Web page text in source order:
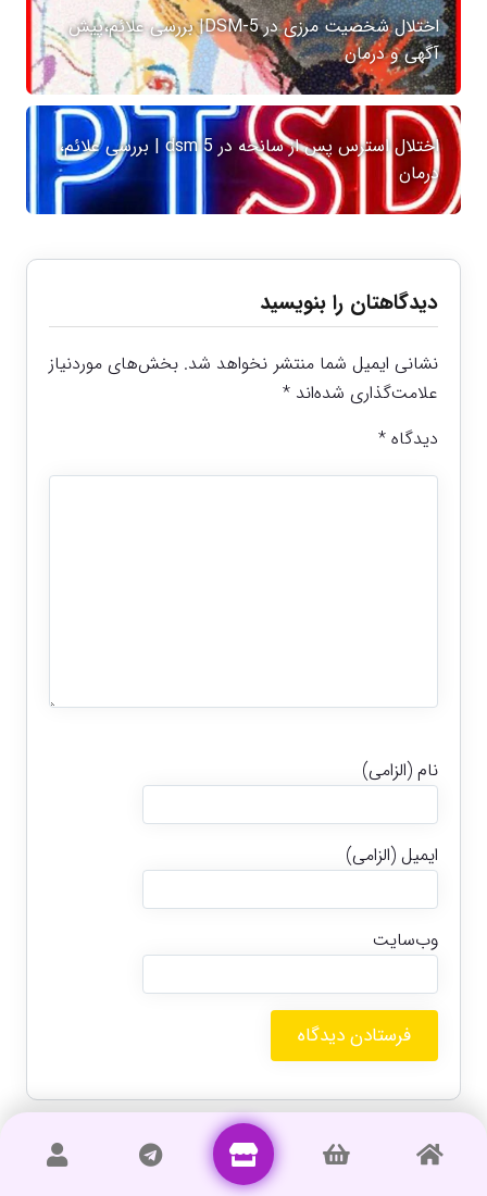
اختلال شخصیت مرزی در DSM-5| بررسی علائم،پیش
آگهی و درمان
اختلال استرس پس از سانحه در dsm 5 | بررسی علائم،
درمان
دیدگاهتان را بنویسید
نشانی ایمیل شما منتشر نخواهد شد. بخش‌های موردنیاز
علامت‌گذاری شده‌اند*
دیدگاه*
نام (الزامی)
ایمیل (الزامی)
وب‌سایت